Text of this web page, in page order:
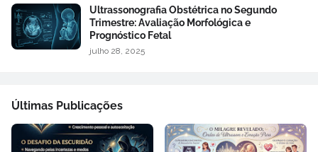
Ultrassonografia Obstétrica no Segundo
Trimestre: Avaliação Morfológica e
Prognóstico Fetal
julho 28, 2025
Últimas Publicações